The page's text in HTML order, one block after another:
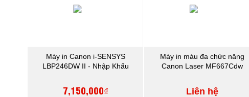
Máy in Canon i-SENSYS
LBP246DW II - Nhập Khẩu
7,150,000₫
Máy in màu đa chức năng
Canon Laser MF667Cdw
Liên hệ